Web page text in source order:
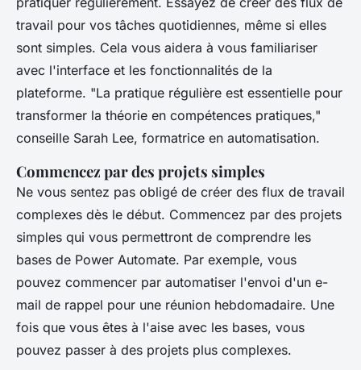
travail pour vos tâches quotidiennes, même si elles
sont simples. Cela vous aidera à vous familiariser
avec l'interface et les fonctionnalités de la
plateforme. "La pratique régulière est essentielle pour
transformer la théorie en compétences pratiques,"
conseille Sarah Lee, formatrice en automatisation.
Commencez par des projets simples
Ne vous sentez pas obligé de créer des flux de travail
complexes dès le début. Commencez par des projets
simples qui vous permettront de comprendre les
bases de Power Automate. Par exemple, vous
pouvez commencer par automatiser l'envoi d'un e-
mail de rappel pour une réunion hebdomadaire. Une
fois que vous êtes à l'aise avec les bases, vous
pouvez passer à des projets plus complexes.